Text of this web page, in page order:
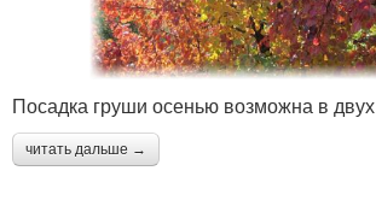
Посадка груши осенью возможна в
читать дальше →